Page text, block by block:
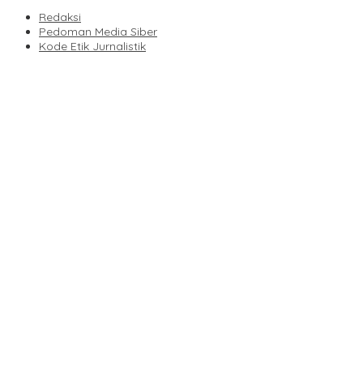
Redaksi
Pedoman Media Siber
Kode Etik Jurnalistik